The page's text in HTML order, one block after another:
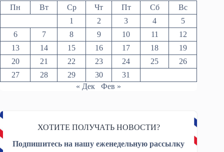
Пн Вт Ср Чт Пт Сб
Вс
1
2 3 4
5
6
7 8 9 10 11
12
13
14 15 16 17 18
19
20
21 22 23 24 25
26
27
28 29 30
31
« Дек
Фев »
ХОТИТЕ ПОЛУЧАТЬ НОВОСТИ?
Подпишитесь на нашу еженедельную рассылку